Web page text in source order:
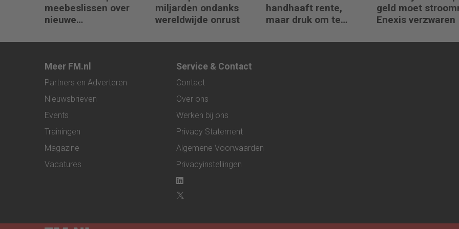
meebeslissen over
nieuwe
miljarden ondanks
wereldwijde onrust
handhaaft rente,
maar druk om te
geld moet
Enexis verzwaren
Meer FM.nl
Partners en Adverteren
Nieuwsbrieven
Events
Trainingen
Magazine
Vacatures
Service & Contact
Contact
Over ons
Werken bij ons
Privacy Statement
Algemene Voorwaarden
Privacyinstellingen